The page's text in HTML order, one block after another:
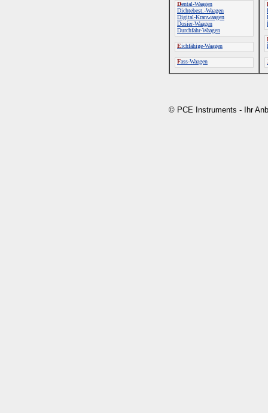
Dental-Waagen
Dichtebest.-Waagen
Digital-Kranwaagen
Dosier-Waagen
Durchfahr-Waagen
Eichfähige-Waagen
Fass-Waagen
© PCE Instruments - Ihr